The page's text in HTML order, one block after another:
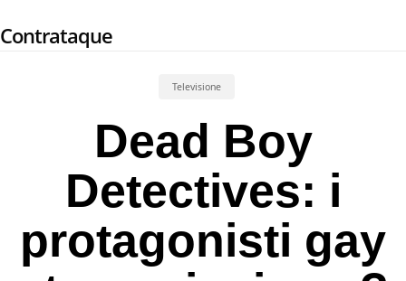
to
Contrataque
Televisione
Dead Boy
Detectives: i
protagonisti gay